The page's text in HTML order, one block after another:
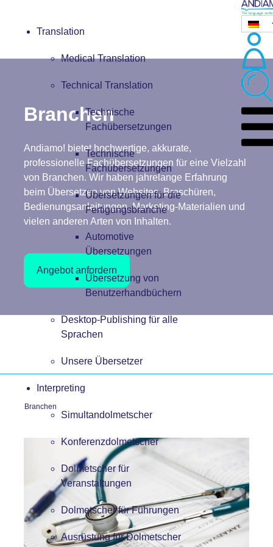
Translation
Medical Translation
Technical Translation
Technische
Fachübersetzungen
Technische
Fachübersetzungen
Übersetzungen für die
Fertigungsbranche
Automotive
Übersetzungen
Übersetzung von
Benutzerhandbüchern
Desktop-Publishing für alle
Sprachen
Unsere Übersetzer
Interpreting
Simultandolmetscher
Konferenzdolmetscher
Dolmetscher für
Veranstaltungen
Dolmetscher für Führungen
Ausrüstung für Dolmetscher
Branchen
Andiamo! bietet hochwertige, akkurate,
professionelle Fachübersetzungen für eine Vielzahl
von Branchen. Wir haben jahrelange Erfahrung
beim Übersetzen von Websites, Broschüren,
Bedienungsanleitungen, Marketing-Materialien und
vielen anderen Arten von Inhalten.
Angebot anfordern
Branchen